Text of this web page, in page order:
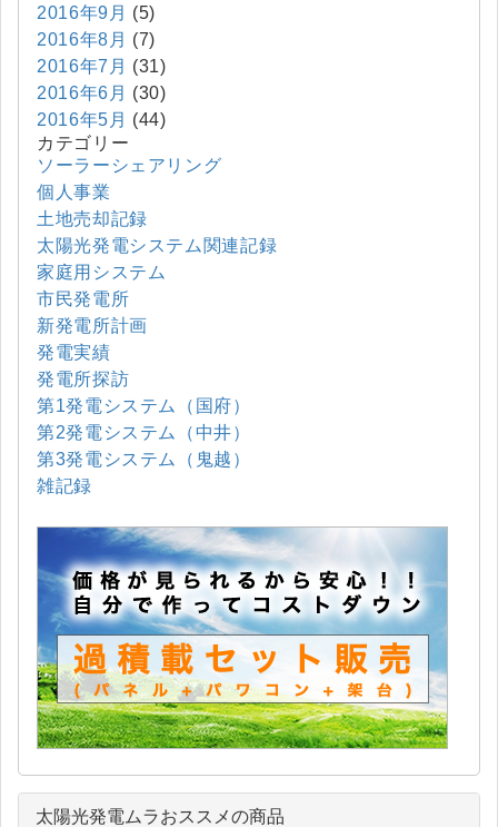
2016年9月 (5)
2016年8月 (7)
2016年7月 (31)
2016年6月 (30)
2016年5月 (44)
カテゴリー
ソーラーシェアリング
個人事業
土地売却記録
太陽光発電システム関連記録
家庭用システム
市民発電所
新発電所計画
発電実績
発電所探訪
第1発電システム（国府）
第2発電システム（中井）
第3発電システム（鬼越）
雑記録
太陽光発電ムラおススメの商品